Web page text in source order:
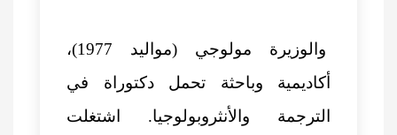
والوزيرة مولوجي (مواليد 1977)،
أكاديمية وباحثة تحمل دكتوراة في
الترجمة والأنثروبولوجيا. اشتغلت